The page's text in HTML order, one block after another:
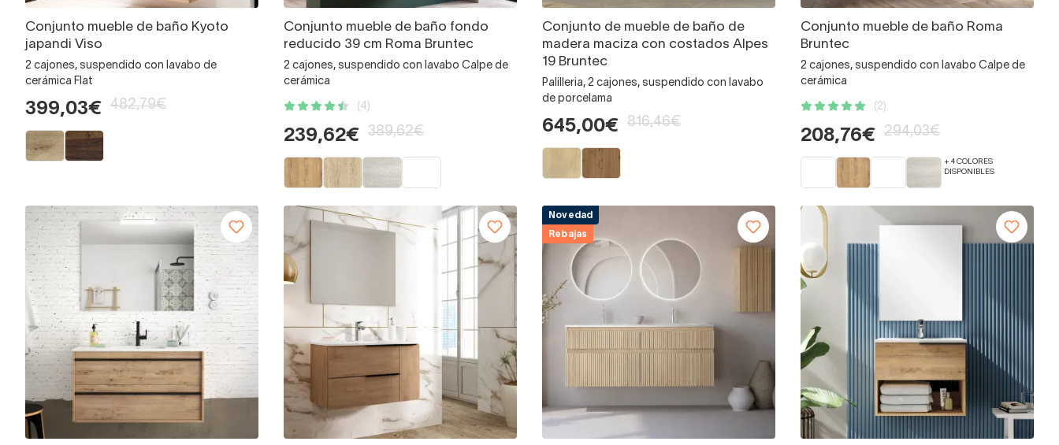
Conjunto mueble de baño Kyoto
japandi Viso
2 cajones, suspendido con lavabo de
cerámica Flat
399,03€ 482,79€
Conjunto mueble de baño fondo
reducido 39 cm Roma Bruntec
2 cajones, suspendido con lavabo Calpe de
cerámica
(4)
239,62€ 389,62€
Conjunto de mueble de baño de
madera maciza con costados Alpes
19 Bruntec
Palilleria, 2 cajones, suspendido con lavabo
de porcelama
645,00€ 816,46€
Conjunto mueble de baño Roma
Bruntec
2 cajones, suspendido con lavabo Calpe de
cerámica
(2)
208,76€ 294,03€
+ 4 COLORES
DISPONIBLES
Novedad
Rebajas